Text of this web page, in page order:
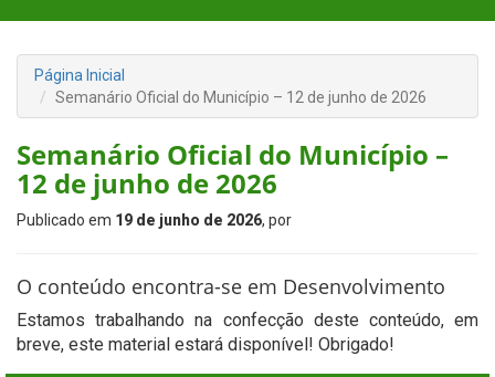
Página Inicial
Semanário Oficial do Município – 12 de junho de 2026
Semanário Oficial do Município –
12 de junho de 2026
Publicado em 19 de junho de 2026, por
O conteúdo encontra-se em Desenvolvimento
Estamos trabalhando na confecção deste conteúdo, em
breve, este material estará disponível! Obrigado!